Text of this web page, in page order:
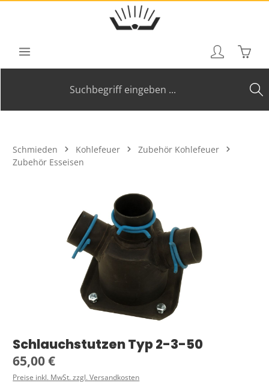
Zum Hauptinhalt springen
Schmieden Kohlefeuer
Zubehör Kohlefeuer
Zubehör Esseisen
Bildergalerie überspringen
Schlauchstutzen Typ 2-3-50
Regulärer Preis:
65,00 €
Preise inkl. MwSt. zzgl. Versandkosten